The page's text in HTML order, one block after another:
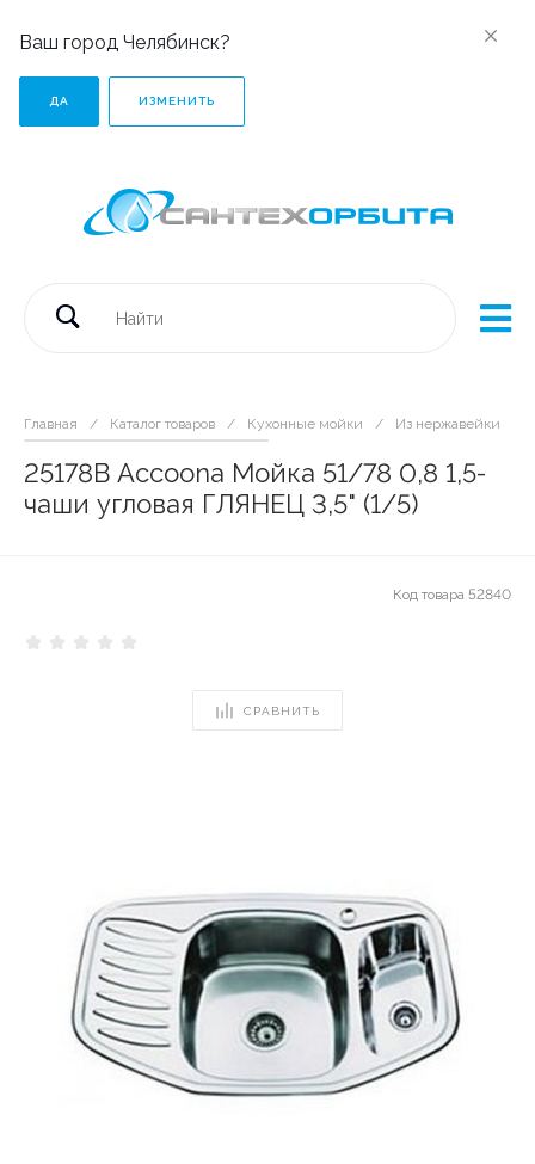
Ваш город Челябинск?
ДА ИЗМЕНИТЬ
Главная / Каталог товаров / Кухонные мойки / Из нержавейки
25178В Accoona Мойка 51/78 0,8 1,5-
чаши угловая ГЛЯНЕЦ 3,5" (1/5)
Код товара 52840
СРАВНИТЬ